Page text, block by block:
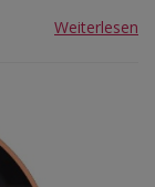
Weiterlesen